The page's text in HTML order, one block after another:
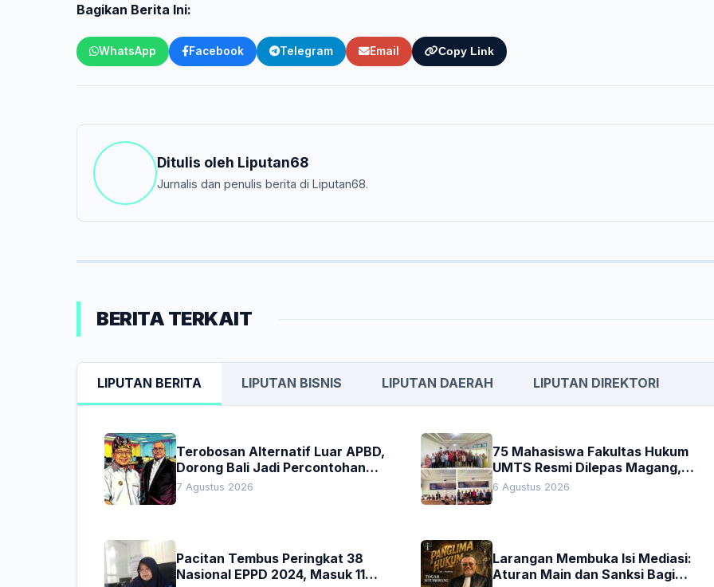
Bagikan Berita Ini:
WhatsApp Facebook Telegram Email Copy Link
Ditulis oleh Liputan68
Jurnalis dan penulis berita di Liputan68.
BERITA TERKAIT
LIPUTAN BERITA LIPUTAN BISNIS LIPUTAN DAERAH LIPUTAN DIREKTORI
Terobosan Alternatif Luar APBD,
Dorong Bali Jadi Percontohan
Nasional Pembiayaan Daerah
7 Agustus 2026
75 Mahasiswa Fakultas Hukum
UMTS Resmi Dilepas Magang,
Dekan Titip Empat Pesan
6 Agustus 2026
Pacitan Tembus Peringkat 38
Nasional EPPD 2024, Masuk 11
Larangan Membuka Isi Mediasi:
Aturan Main dan Sanksi Bagi